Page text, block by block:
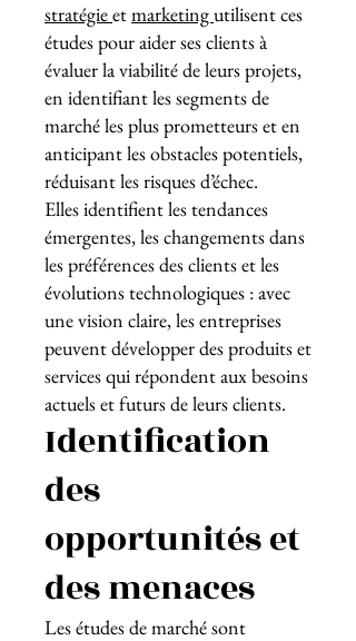
stratégieetmarketingutilisent ces
études pour aider ses clients à
évaluer la viabilité de leurs projets,
en identifiant les segments de
marché les plus prometteurs et en
anticipant les obstacles potentiels,
réduisant les risques d’échec.
Elles identifient les tendances
émergentes, les changements dans
les préférences des clients et les
évolutions technologiques : avec
une vision claire, les entreprises
peuvent développer des produits et
services qui répondent aux besoins
actuels et futurs de leurs clients.
Identification
des
opportunités et
des menaces
Les études de marché sont